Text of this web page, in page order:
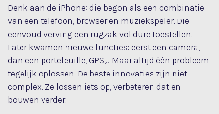
Denk aan de iPhone: die begon als een combinatie
van een telefoon, browser en muziekspeler. Die
eenvoud verving een rugzak vol dure toestellen.
Later kwamen nieuwe functies: eerst een camera,
dan een portefeuille, GPS,… Maar altijd één probleem
tegelijk oplossen. De beste innovaties zijn niet
complex. Ze lossen iets op, verbeteren dat en
bouwen verder.